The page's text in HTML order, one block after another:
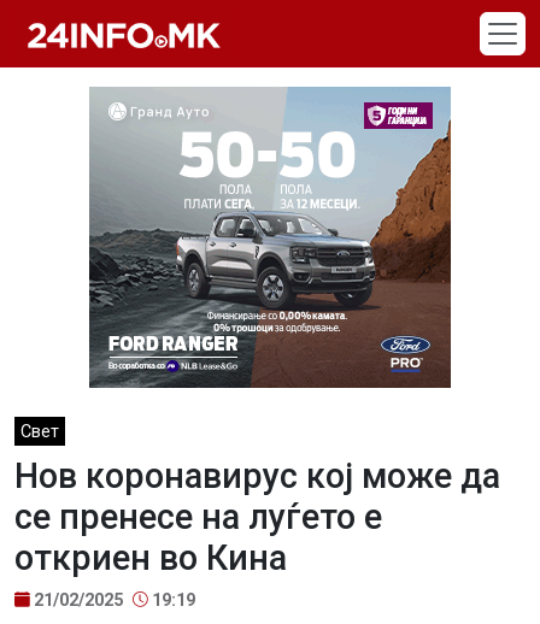
Свет
Нов коронавирус кој може да
се пренесе на луѓето е
откриен во Кина
21/02/2025 19:19